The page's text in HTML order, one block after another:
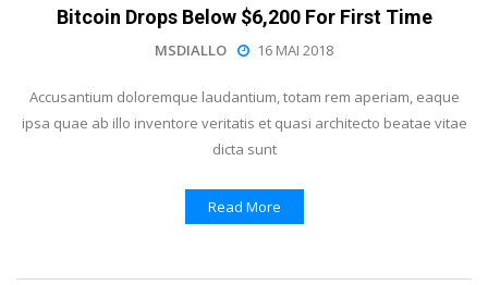
Bitcoin Drops Below $6,200 For First Time
MSDIALLO 16 MAI 2018
Accusantium doloremque laudantium, totam rem aperiam, eaque
ipsa quae ab illo inventore veritatis et quasi architecto beatae vitae
dicta sunt
Read More